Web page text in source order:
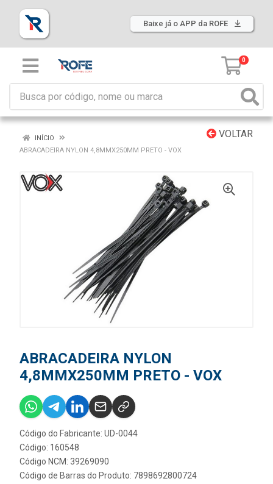
Baixe já o APP da ROFE
0
VOLTAR
INÍCIO
ABRACADEIRA NYLON 4,8MMX250MM PRETO - VOX
ABRACADEIRA NYLON
4,8MMX250MM PRETO - VOX
Código do Fabricante: UD-0044
Código: 160548
Código NCM: 39269090
Código de Barras do Produto: 7898692800724